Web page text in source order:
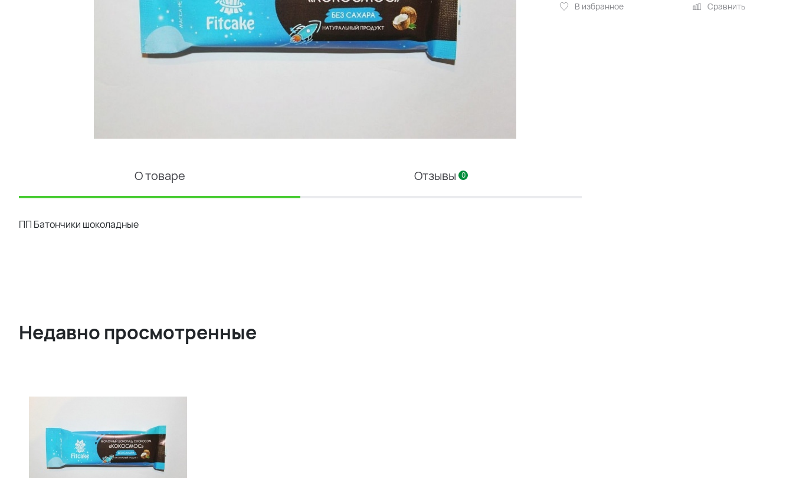
В избранное Сравнить
О товаре Отзывы 0
ПП Батончики шоколадные
Недавно просмотренные